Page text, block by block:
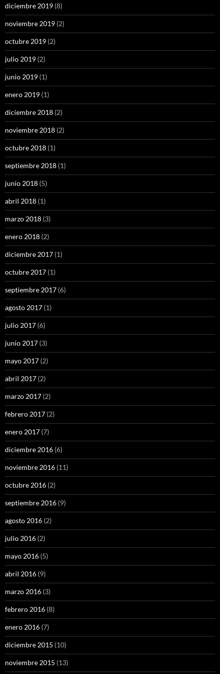
diciembre 2019 (8)
noviembre 2019 (2)
octubre 2019 (2)
julio 2019 (2)
junio 2019 (1)
enero 2019 (1)
diciembre 2018 (2)
noviembre 2018 (2)
octubre 2018 (1)
septiembre 2018 (1)
junio 2018 (5)
abril 2018 (1)
marzo 2018 (3)
enero 2018 (2)
diciembre 2017 (1)
octubre 2017 (1)
septiembre 2017 (6)
agosto 2017 (1)
julio 2017 (6)
junio 2017 (3)
mayo 2017 (2)
abril 2017 (2)
marzo 2017 (2)
febrero 2017 (2)
enero 2017 (7)
diciembre 2016 (6)
noviembre 2016 (11)
octubre 2016 (2)
septiembre 2016 (9)
agosto 2016 (2)
julio 2016 (2)
mayo 2016 (5)
abril 2016 (9)
marzo 2016 (3)
febrero 2016 (8)
enero 2016 (7)
diciembre 2015 (10)
noviembre 2015 (13)